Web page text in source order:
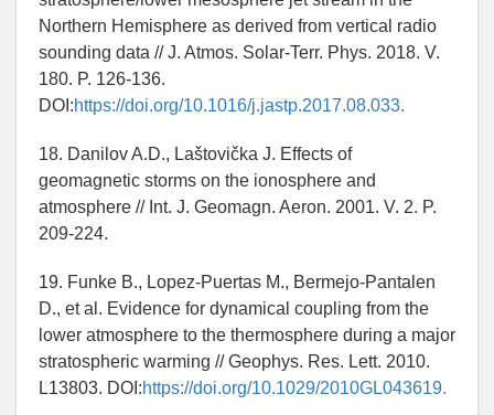
Northern Hemisphere as derived from vertical radio
sounding data // J. Atmos. Solar-Terr. Phys. 2018. V.
180. P. 126-136.
DOI:https://doi.org/10.1016/j.jastp.2017.08.033.
18. Danilov A.D., Laštovička J. Effects of
geomagnetic storms on the ionosphere and
atmosphere // Int. J. Geomagn. Aeron. 2001. V. 2. P.
209-224.
19. Funke B., Lopez-Puertas M., Bermejo-Pantalen
D., et al. Evidence for dynamical coupling from the
lower atmosphere to the thermosphere during a major
stratospheric warming // Geophys. Res. Lett. 2010.
L13803. DOI:https://doi.org/10.1029/2010GL043619.